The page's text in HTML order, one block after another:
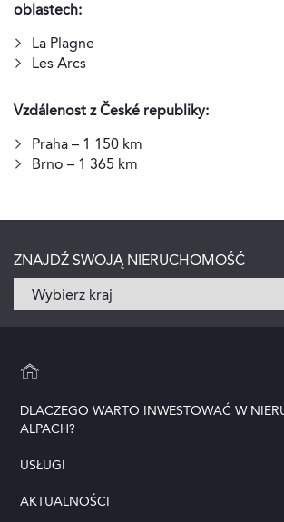
oblastech:
La Plagne
Les Arcs
Vzdálenost z České republiky:
Praha – 1 150 km
Brno – 1 365 km
ZNAJDŹ SWOJĄ NIERUCHOMOŚĆ
DLACZEGO WARTO INWESTOWAĆ W
ALPACH?
USŁUGI
AKTUALNOŚCI